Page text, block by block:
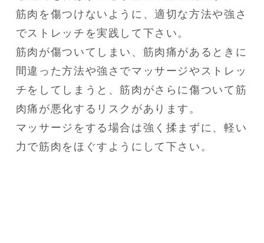
筋肉を傷つけないように、適切な方法や強さ
でストレッチを実践して下さい。
筋肉が傷ついてしまい、筋肉痛があるときに
間違った方法や強さでマッサージやストレッ
チをしてしまうと、筋肉がさらに傷ついて筋
肉痛が悪化するリスクがあります。
マッサージをする場合は強く揉まずに、軽い
力で筋肉をほぐすようにして下さい。